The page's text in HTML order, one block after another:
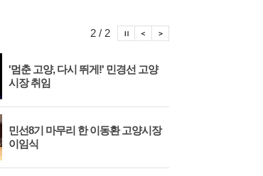
'멈춘 고양, 다시 뛰게!' 민경선 고양
시장 취임
민선8기 마무리 한 이동환 고양시장
이임식
2 / 2 포토이슈 이전보기
포토이슈 정지